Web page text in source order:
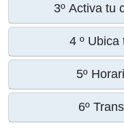
3º Activa tu
4 º Ubica
5º
6º